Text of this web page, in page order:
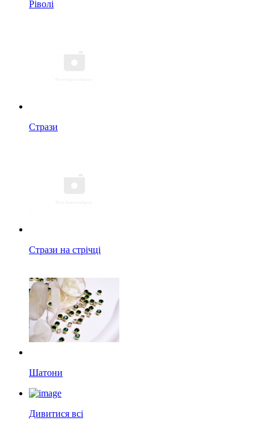
Ріволі
Стрази
Стрази на стрічці
Шатони
Дивитися всі